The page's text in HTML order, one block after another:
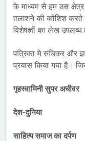
के माध्यम से हम उस क्षेत्र
तलाशने की कोशिश करते
विशेषज्ञों का लेख उपलब्ध
पत्रिका मे रुचिकर और
प्रयास किया गया है।
गृहस्वामिनी सुपर अचीवर
देश-दुनिया
साहित्य समाज का दर्पण